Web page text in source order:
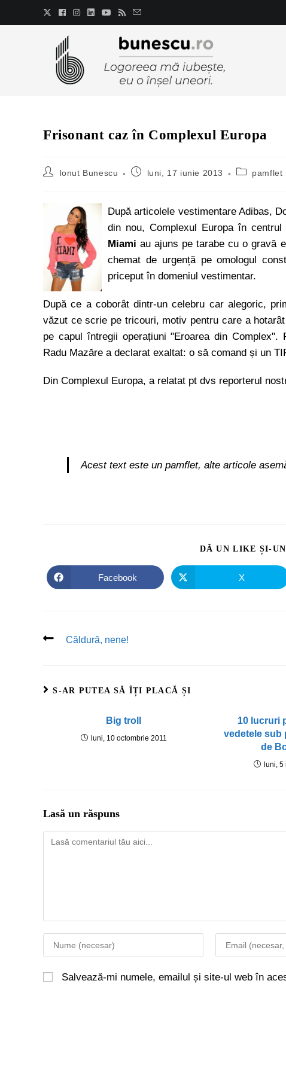
Frisonant caz în Complexul Europa
Ionut Bunescu luni, 17 iunie 2013 pamflet
După articolele vestimentare Adibas,
din nou, Complexul Europa în
Miami au ajuns pe tarabe cu o gravă
chemat de urgență pe omologul
priceput în domeniul vestimentar.
După ce a coborât dintr-un celebru car alegoric,
văzut ce scrie pe tricouri, motiv pentru care a
pe capul întregii operațiuni "Eroarea din
Radu Mazăre a declarat exaltat: o să comand și un
Din Complexul Europa, a relatat pt dvs reporterul
Acest text este un pamflet, alte articole
DĂ UN LIKE ȘI-
Facebook X
Căldură, nene!
S-AR PUTEA SĂ ÎȚI PLACĂ ȘI
Big troll
luni, 10 octombrie 2011
10 lucruri
vedetele sub
de
luni,
Lasă un răspuns
Salvează-mi numele, emailul și site-ul web în